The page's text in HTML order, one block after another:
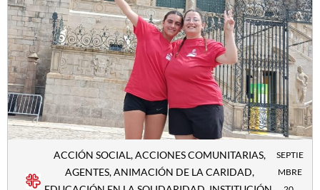
ACCIÓN SOCIAL,ACCIONES COMUNITARIAS,
AGENTES,ANIMACIÓN DE LA CARIDAD,
SEPTIE
MBRE